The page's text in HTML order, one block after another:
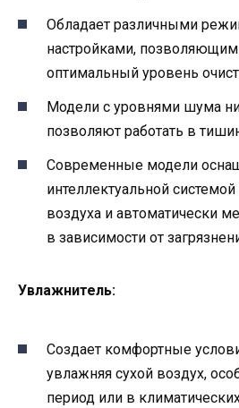
Обладает различными
настройками,
оптимальный уровень
Модели с уровнями шума
позволяют работать в
Современные модели
интеллектуальной
воздуха и автоматически
в зависимости от
Увлажнитель:
Создает комфортные
увлажняя сухой воздух,
период или в